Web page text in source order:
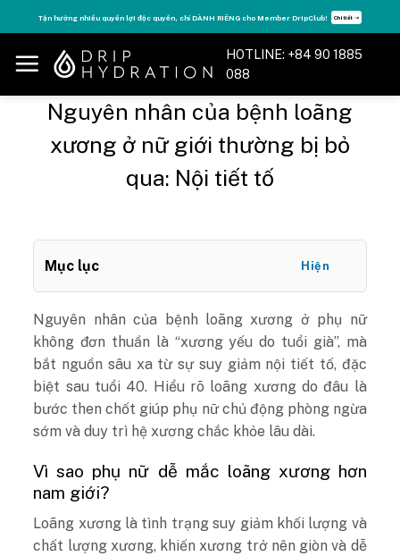
to
content
Tận hưởng nhiều quyền lợi độc quyền, chỉ DÀNH RIÊNG cho Member DripClub! Chi tiết ➝
HOTLINE: +84 90 1885
088
Nguyên nhân của bệnh loãng
xương ở nữ giới thường bị bỏ
qua: Nội tiết tố
Mục lục Hiện
Nguyên nhân của bệnh loãng xương ở phụ nữ
không đơn thuần là “xương yếu do tuổi già”, mà
bắt nguồn sâu xa từ sự suy giảm nội tiết tố, đặc
biệt sau tuổi 40. Hiểu rõ loãng xương do đâu là
bước then chốt giúp phụ nữ chủ động phòng ngừa
sớm và duy trì hệ xương chắc khỏe lâu dài.
Vì sao phụ nữ dễ mắc loãng xương hơn
nam giới?
Loãng xương là tình trạng suy giảm khối lượng và
chất lượng xương, khiến xương trở nên giòn và dễ